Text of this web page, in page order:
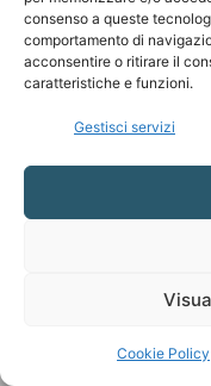
consenso a queste
comportamento di
acconsentire o ritirare il
caratteristiche e funzioni.
Gestisci servizi
Cookie Policy